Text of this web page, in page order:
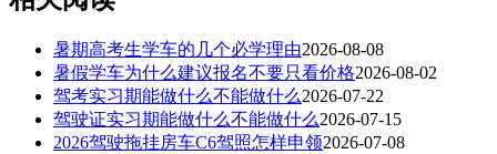
暑期高考生学车的几个必学理由2026-08-08
暑假学车为什么建议报名不要只看价格2026-08-02
驾考实习期能做什么不能做什么2026-07-22
驾驶证实习期能做什么不能做什么2026-07-15
2026驾驶拖挂房车C6驾照怎样申领2026-07-08